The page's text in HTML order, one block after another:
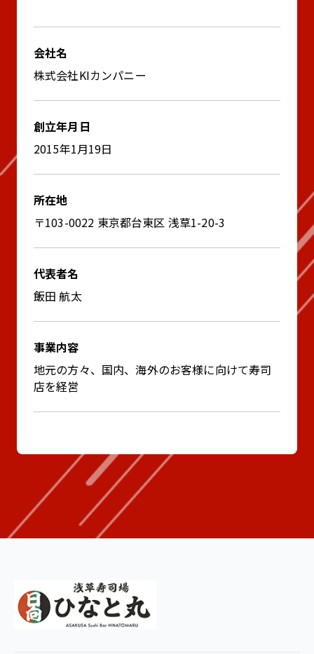
会社名
株式会社KIカンパニー
創立年月日
2015年1月19日
所在地
〒103-0022 東京都台東区 浅草1-20-3
代表者名
飯田 航太
事業内容
地元の方々、国内、海外のお客様に向けて寿司
店を経営